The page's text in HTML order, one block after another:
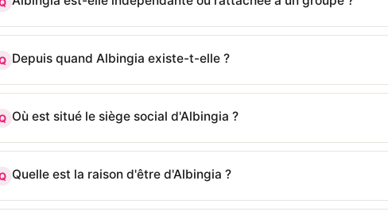
Depuis quand Albingia existe-t-elle ?
Où est situé le siège social d'Albingia ?
Quelle est la raison d'être d'Albingia ?